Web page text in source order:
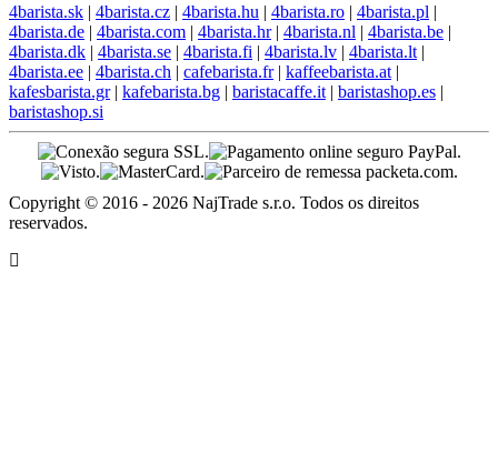
4barista.sk | 4barista.cz | 4barista.hu | 4barista.ro | 4barista.pl |
4barista.de | 4barista.com | 4barista.hr| 4barista.nl | 4barista.be |
4barista.dk | 4barista.se | 4barista.fi | 4barista.lv | 4barista.lt |
4barista.ee | 4barista.ch | cafebarista.fr| kaffeebarista.at |
kafesbarista.gr| kafebarista.bg | baristacaffe.it | baristashop.es |
baristashop.si
Copyright © 2016 - 2026 NajTrade s.r.o. Todos os direitos
reservados.